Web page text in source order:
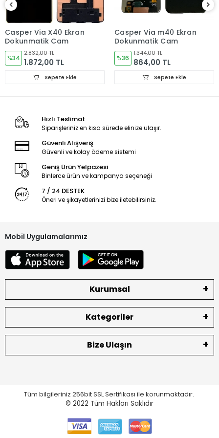
Ekran Türü
Casper Via X40 Ekran
Dokunmatik Cam
%34
2.832,00 TL
1.872,00 TL
Sepete Ekle
Casper Via m40 Ekran
Dokunmatik Cam
%36
1.344,00 TL
864,00 TL
Sepete Ekle
Hızlı Teslimat
Siparişleriniz en kısa sürede elinize ulaşır.
Güvenli Alışveriş
Güvenli ve kolay ödeme sistemi
Geniş Ürün Yelpazesi
Binlerce ürün ve kampanya seçeneği
7 / 24 DESTEK
Öneri ve şikayetlerinizi bize iletebilirsiniz.
Mobil Uygulamalarımız
Kurumsal
Kategoriler
Bize Ulaşın
Tüm bilgileriniz 256bit SSL Sertifikası ile korunmaktadır.
© 2022 Tüm Hakları Saklıdır